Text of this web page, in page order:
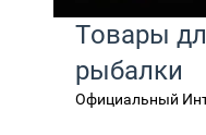
Товары
рыбалки
Официальный